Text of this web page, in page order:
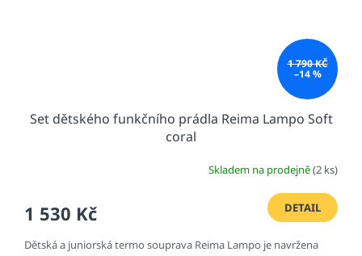
1 790 KČ
–14 %
Set dětského funkčního prádla Reima Lampo Soft
coral
Skladem na prodejně(2 ks)
1 530 Kč DETAIL
Dětská a juniorská termo souprava Reima Lampo je navržena